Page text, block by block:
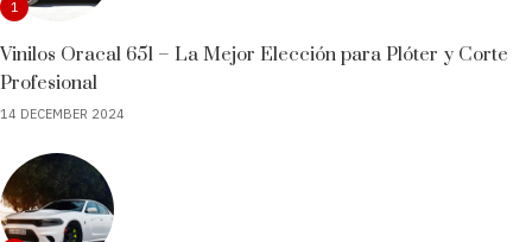
1
Vinilos Oracal 651 – La Mejor Elección para Plóter y Corte
Profesional
14 DECEMBER 2024